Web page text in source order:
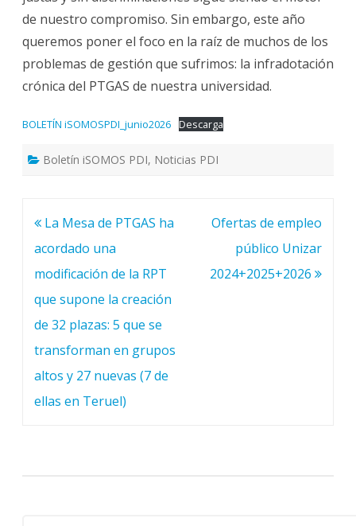
Universidad
de
Zaragoza
de nuestro compromiso. Sin embargo, este año
queremos poner el foco en la raíz de muchos de los
problemas de gestión que sufrimos: la infradotación
crónica del PTGAS de nuestra universidad.
BOLETÍN iSOMOSPDI_junio2026 Descarga
Boletín iSOMOS PDI, Noticias PDI
Navegación
de
entradas
La Mesa de PTGAS ha
acordado una
modificación de la RPT
que supone la creación
de 32 plazas: 5 que se
transforman en grupos
altos y 27 nuevas (7 de
ellas en Teruel)
Ofertas de empleo
público Unizar
2024+2025+2026